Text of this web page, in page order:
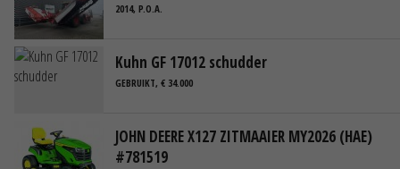
2014, P.O.A.
Kuhn GF 17012 schudder
GEBRUIKT, € 34.000
JOHN DEERE X127 ZITMAAIER MY2026 (HAE)
#781519